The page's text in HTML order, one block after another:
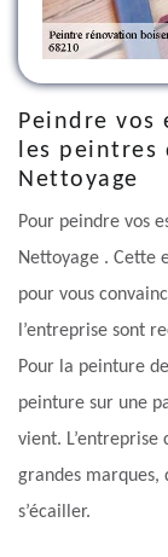
Peindre vos
les peintres
Nettoyage
Pour peindre vos
Nettoyage . Cette
pour vous
l’entreprise sont
Pour la peinture
peinture sur une
vient.
grandes marques,
s’écailler.